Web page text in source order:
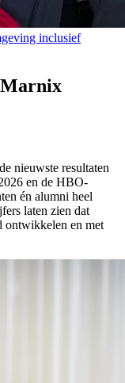
inclusief
Marnix
nieuwste resultaten
en de HBO-
én alumni heel
laten zien dat
ontwikkelen en met